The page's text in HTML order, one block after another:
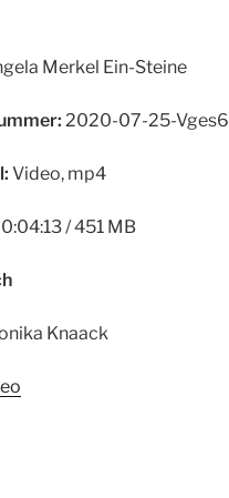
Merkel Ein-Steine
2020-07-25-Vges6
Video, mp4
/ 451 MB
Knaack